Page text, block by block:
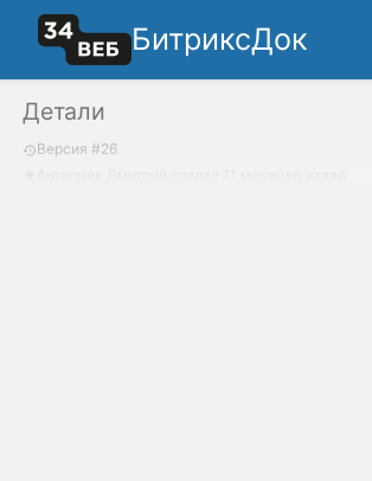
БитриксДок
Детали
Версия #26
Антипцев Дмитрий